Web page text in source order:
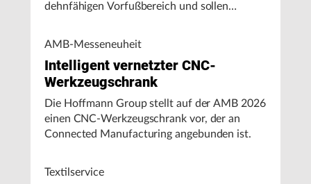
dehnfähigen Vorfußbereich und sollen
AMB-Messeneuheit
Intelligent vernetzter CNC-
Werkzeugschrank
Die Hoffmann Group stellt auf der AMB 2026
einen CNC-Werkzeugschrank vor, der an
Connected Manufacturing angebunden ist.
Textilservice